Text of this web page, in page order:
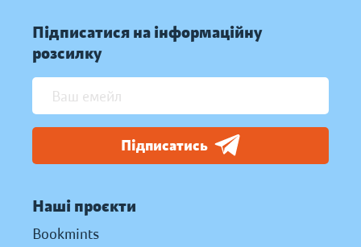
Підписатися на інформаційну
розсилку
Підписатись
Наші проєкти
Bookmints